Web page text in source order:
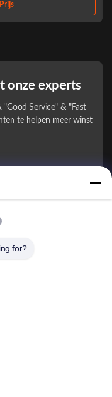
onze experts
Service" & "Fast
te helpen meer winst
for?